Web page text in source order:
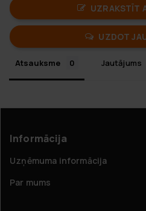
UZRAKSTĪT
UZDOT
Atsauksme Jautājums
Informācija
Uzņēmuma informācija
Par mums